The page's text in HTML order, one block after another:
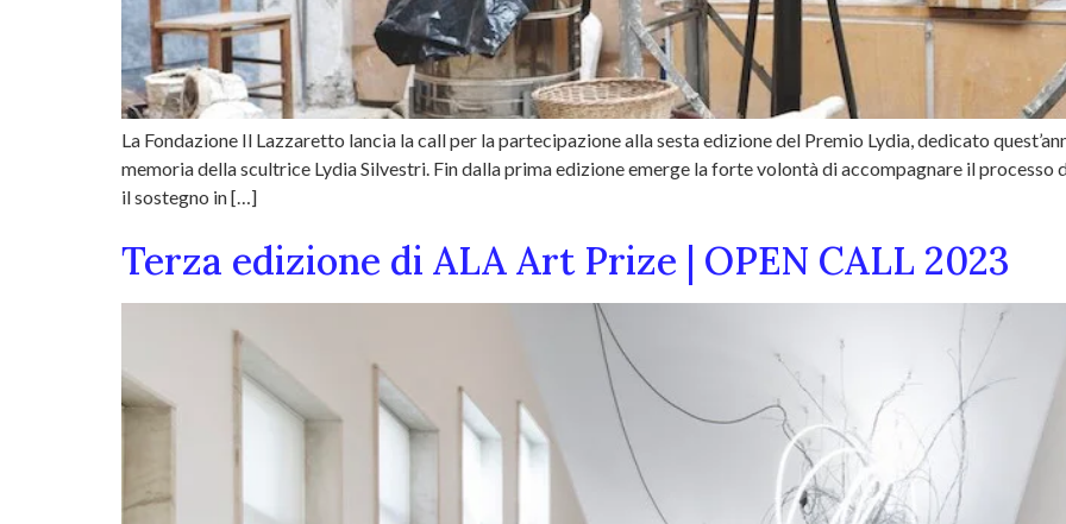
La Fondazione Il Lazzaretto lancia la call per la partecipazione alla sesta edizione del Premio Lydia, dedicato
memoria della scultrice Lydia Silvestri. Fin dalla prima edizione emerge la forte volontà di accompagnare il processo
il sostegno in […]
Terza edizione di ALA Art Prize | OPEN CALL 2023